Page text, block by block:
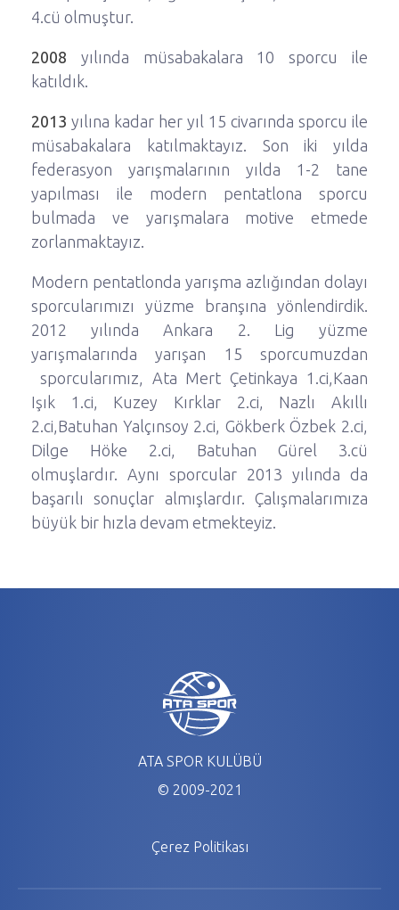
4.cü olmuştur.
2008 yılında müsabakalara 10 sporcu ile
katıldık.
2013 yılına kadar her yıl 15 civarında sporcu ile
müsabakalara katılmaktayız. Son iki yılda
federasyon yarışmalarının yılda 1-2 tane
yapılması ile modern pentatlona sporcu
bulmada ve yarışmalara motive etmede
zorlanmaktayız.
Modern pentatlonda yarışma azlığından dolayı
sporcularımızı yüzme branşına yönlendirdik.
2012 yılında Ankara 2. Lig yüzme
yarışmalarında yarışan 15 sporcumuzdan
sporcularımız, Ata Mert Çetinkaya 1.ci,Kaan
Işık 1.ci, Kuzey Kırklar 2.ci, Nazlı Akıllı
2.ci,Batuhan Yalçınsoy 2.ci, Gökberk Özbek 2.ci,
Dilge Höke 2.ci, Batuhan Gürel 3.cü
olmuşlardır. Aynı sporcular 2013 yılında da
başarılı sonuçlar almışlardır. Çalışmalarımıza
büyük bir hızla devam etmekteyiz.
ATA SPOR KULÜBÜ
© 2009-2021
Çerez Politikası